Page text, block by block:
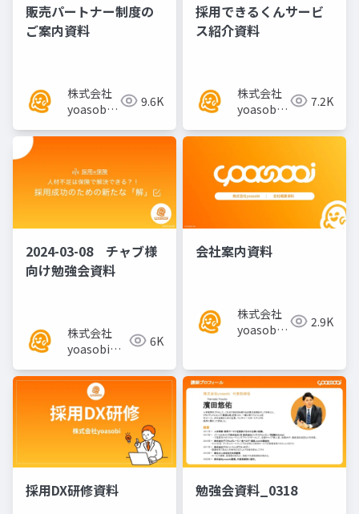
販売パートナー制度の
ご案内資料
株式会社
yoasobi
ナー様
9.6K
採用できるくんサービ
ス紹介資料
株式会社
yoasobi
ナー様
7.2K
2024-03-08 チャブ様
向け勉強会資料
株式会社
yoasobi／
様
6K
会社案内資料
株式会社
yoasobi
2.9K
採用DX研修資料 勉強会資料_0318